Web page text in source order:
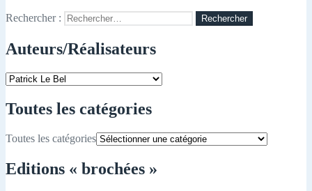
Rechercher :
Auteurs/Réalisateurs
Toutes les catégories
Toutes les catégories
Editions « brochées »